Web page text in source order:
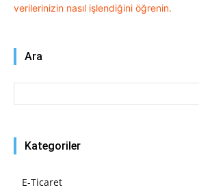
verilerinizin nasıl işlendiğini öğrenin.
Ara
Kategoriler
E-Ticaret